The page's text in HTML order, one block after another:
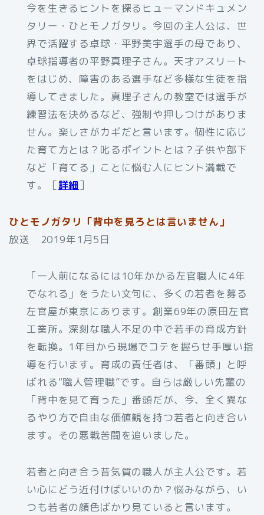
今を生きるヒントを探るヒューマンドキュメン
タリー・ひとモノガタリ。今回の主人公は、世
界で活躍する卓球・平野美宇選手の母であり、
卓球指導者の平野真理子さん。天才アスリート
をはじめ、障害のある選手など多様な生徒を指
導してきました。真理子さんの教室では選手が
練習法を決めるなど、強制や押しつけがありま
せん。楽しさがカギだと言います。個性に応じ
た育て方とは？叱るポイントとは？子供や部下
など「育てる」ことに悩む人にヒント満載で
す。［詳細］
ひとモノガタリ「背中を見ろとは言いません」
放送 2019年1月5日
「一人前になるには10年かかる左官職人に4年
でなれる」をうたい文句に、多くの若者を募る
左官屋が東京にあります。創業69年の原田左官
工業所。深刻な職人不足の中で若手の育成方針
を転換。1年目から現場でコテを握らせ手厚い指
導を行います。育成の責任者は、「番頭」と呼
ばれる“職人管理職”です。自らは厳しい先輩の
「背中を見て育った」番頭だが、今、全く異な
るやり方で自由な価値観を持つ若者と向き合い
ます。その悪戦苦闘を追いました。
若者と向き合う昔気質の職人が主人公です。若
い心にどう近付けばいいのか？悩みながら、い
つも若者の顔色ばかり見ていると言います。